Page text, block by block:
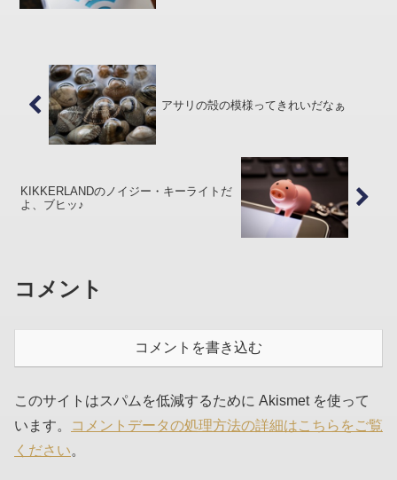
アサリの殻の模様ってきれいだなぁ
KIKKERLANDのノイジー・キーライトだ
よ、ブヒッ♪
コメント
コメントを書き込む
このサイトはスパムを低減するために Akismet を使って
います。
コメントデータの処理方法の詳細はこちらをご覧
ください。